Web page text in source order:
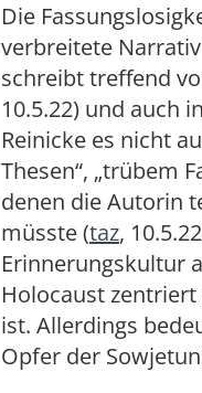
Die
verbreitete
schreibt treffend
10.5.22) und auch
Reinicke es nicht
Thesen“, „trübem
denen die Autorin
müsste (taz,
Erinnerungskultur
Holocaust
ist. Allerdings
Opfer der